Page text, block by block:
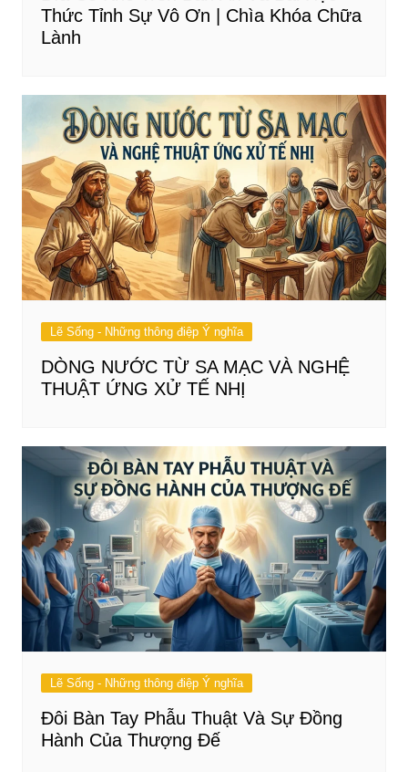
Thức Tỉnh Sự Vô Ơn | Chìa Khóa Chữa
Lành
Lẽ Sống - Những thông điệp Ý nghĩa
DÒNG NƯỚC TỪ SA MẠC VÀ NGHỆ
THUẬT ỨNG XỬ TẾ NHỊ
Lẽ Sống - Những thông điệp Ý nghĩa
Đôi Bàn Tay Phẫu Thuật Và Sự Đồng
Hành Của Thượng Đế